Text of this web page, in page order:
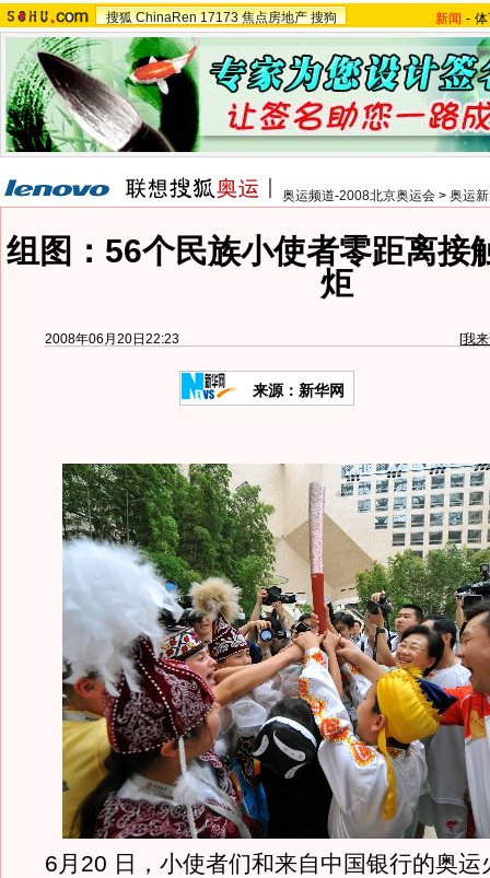
搜狐 ChinaRen 17173 焦点房地产 搜狗 新闻 -
奥运频道-2008北京奥运会 > 奥运
组图：56个民族小使者零距离接
炬
2008年06月20日22:23 [我
来源：新华网
6月20 日，小使者们和来自中国银行的奥运